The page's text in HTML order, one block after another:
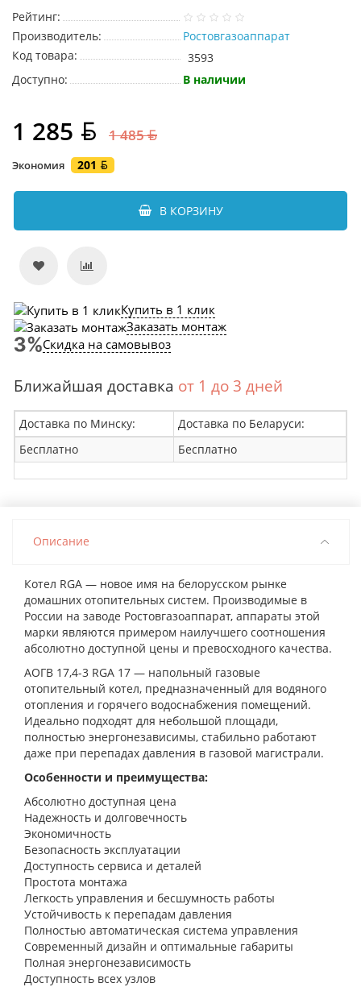
Рейтинг:
Производитель:
Ростовгазоаппарат
Код товара:
3593
Доступно:
В наличии
1 285 1 485
Экономия 201
В КОРЗИНУ
Купить в 1 клик
Заказать монтаж
Скидка на самовывоз
Ближайшая доставка от 1 до 3 дней
Доставка по Минску:
Доставка по Беларуси:
Бесплатно
Бесплатно
Описание
Котел RGA — новое имя на белорусском рынке
домашних отопительных систем. Производимые в
России на заводе Ростовгазоаппарат, аппараты этой
марки являются примером наилучшего соотношения
абсолютно доступной цены и превосходного качества.
АОГВ 17,4-3 RGA 17 — напольный газовые
отопительный котел, предназначенный для водяного
отопления и горячего водоснабжения помещений.
Идеально подходят для небольшой площади,
полностью энергонезависимы, стабильно работают
даже при перепадах давления в газовой магистрали.
Особенности и преимущества:
Абсолютно доступная цена
Надежность и долговечность
Экономичность
Безопасность эксплуатации
Доступность сервиса и деталей
Простота монтажа
Легкость управления и бесшумность работы
Устойчивость к перепадам давления
Полностью автоматическая система управления
Современный дизайн и оптимальные габариты
Полная энергонезависимость
Доступность всех узлов